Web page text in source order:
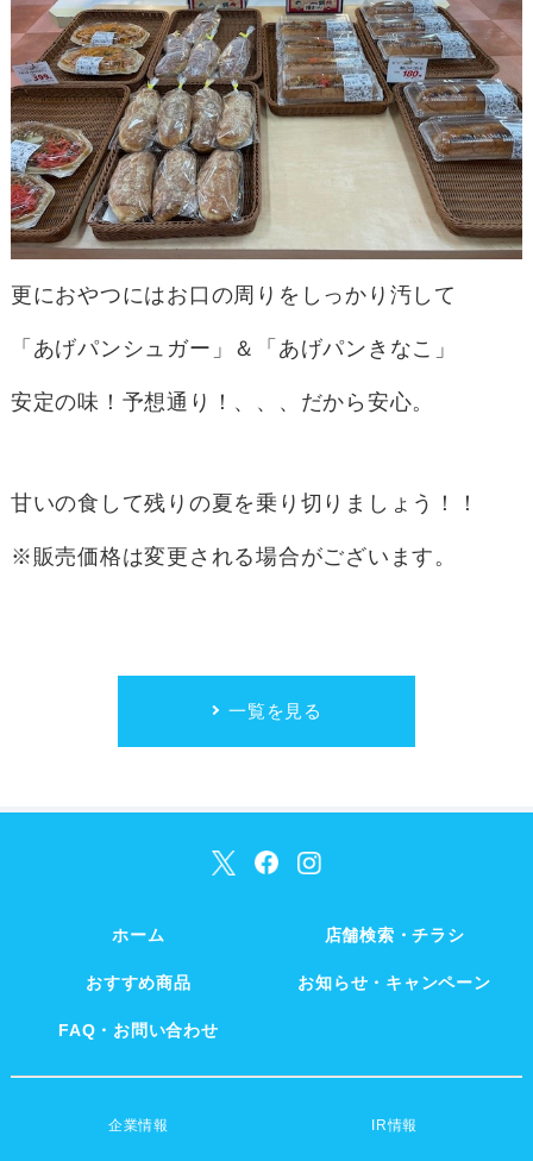
更におやつにはお口の周りをしっかり汚して
「あげパンシュガー」＆「あげパンきなこ」
安定の味！予想通り！、、、だから安心。
甘いの食して残りの夏を乗り切りましょう！！
※販売価格は変更される場合がございます。
一覧を見る
ホーム 店舗検索・チラシ
おすすめ商品 お知らせ・キャンペーン
FAQ・お問い合わせ
企業情報 IR情報